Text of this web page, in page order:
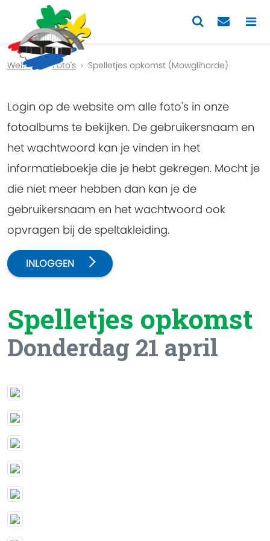
Previous
Welkom Foto's Spelletjes opkomst (Mowglihorde)
Login op de website om alle foto's in onze
fotoalbums te bekijken. De gebruikersnaam en
het wachtwoord kan je vinden in het
informatieboekje die je hebt gekregen. Mocht je
die niet meer hebben dan kan je de
gebruikersnaam en het wachtwoord ook
opvragen bij de speltakleiding.
INLOGGEN
Spelletjes opkomst
Donderdag 21 april